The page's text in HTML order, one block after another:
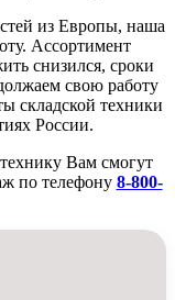
из Европы, наша
Ассортимент
снизился, сроки
свою работу
складской техники
России.
Вам смогут
по телефону 8-800-